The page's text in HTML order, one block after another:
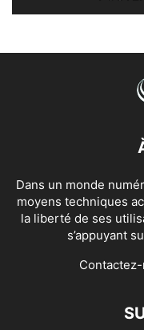
Dans un monde
moyens techniques
la liberté de ses
s’appuyant